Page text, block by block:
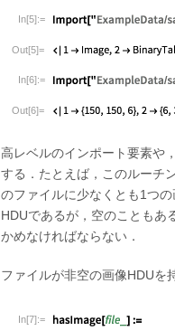
In[5]:=
Out[5]=
In[6]:=
Out[6]=
高レベルのインポート要素や
する．たとえば，このルーチ
のファイルに少なくとも1つ
HDUであるが，空のこともあ
かめなければならない．
ファイルが非空の画像HDUを
In[7]:=